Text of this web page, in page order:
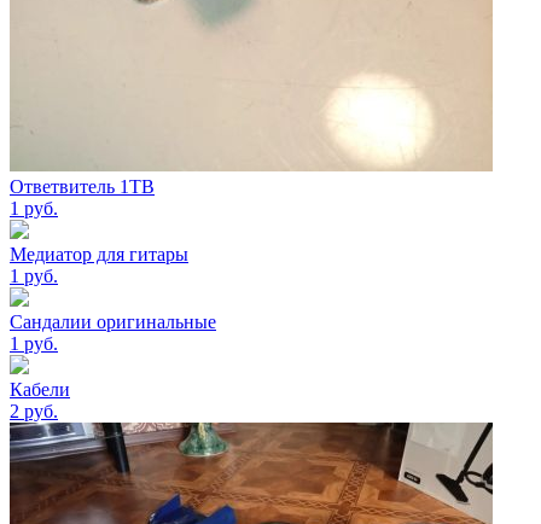
Ответвитель 1ТВ
1 руб.
Медиатор для гитары
1 руб.
Сандалии оригинальные
1 руб.
Кабели
2 руб.